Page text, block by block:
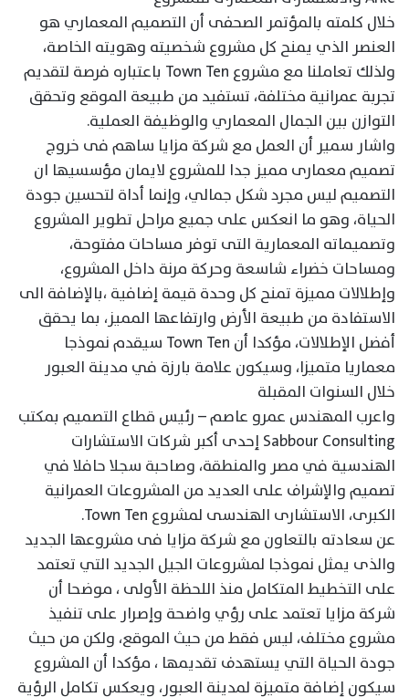
خلال كلمته بالمؤتمر الصحفى أن التصميم المعماري هو
العنصر الذي يمنح كل مشروع شخصيته وهويته الخاصة،
ولذلك تعاملنا مع مشروع Town Ten باعتباره فرصة لتقديم
تجربة عمرانية مختلفة، تستفيد من طبيعة الموقع وتحقق
التوازن بين الجمال المعماري والوظيفة العملية.
واشار سمير أن العمل مع شركة مزايا ساهم فى خروج
تصميم معمارى مميز جدا للمشروع لايمان مؤسسيها ان
التصميم ليس مجرد شكل جمالي، وإنما أداة لتحسين جودة
الحياة، وهو ما انعكس على جميع مراحل تطوير المشروع
وتصميماته المعمارية التى توفر مساحات مفتوحة،
ومساحات خضراء شاسعة وحركة مرنة داخل المشروع،
وإطلالات مميزة تمنح كل وحدة قيمة إضافية ،بالإضافة الى
الاستفادة من طبيعة الأرض وارتفاعها المميز، بما يحقق
أفضل الإطلالات، مؤكدا أن Town Ten سيقدم نموذجا
معماريا متميزا، وسيكون علامة بارزة في مدينة العبور
خلال السنوات المقبلة
واعرب المهندس عمرو عاصم – رئيس قطاع التصميم بمكتب
Sabbour Consulting إحدى أكبر شركات الاستشارات
الهندسية في مصر والمنطقة، وصاحبة سجلا حافلا في
تصميم والإشراف على العديد من المشروعات العمرانية
الكبرى، الاستشارى الهندسى لمشروع Town Ten.
عن سعادته بالتعاون مع شركة مزايا فى مشروعها الجديد
والذى يمثل نموذجا لمشروعات الجيل الجديد التي تعتمد
على التخطيط المتكامل منذ اللحظة الأولى ، موضحا أن
شركة مزايا تعتمد على رؤي واضحة وإصرار على تنفيذ
مشروع مختلف، ليس فقط من حيث الموقع، ولكن من حيث
جودة الحياة التي يستهدف تقديمها ، مؤكدا أن المشروع
سيكون إضافة متميزة لمدينة العبور، ويعكس تكامل الرؤية